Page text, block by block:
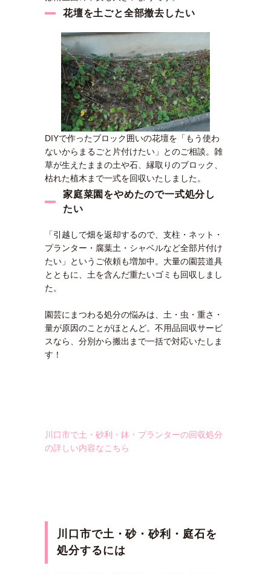
花壇を土ごと全部撤去したい
DIYで作ったブロック囲いの花壇を「もう使わ
ないからまるごと片付けたい」とのご相談。雑
草が生えたままの土や石、縁取りのブロック、
枯れた植木まで一式を回収いたしました。
家庭菜園をやめたので一式処分し
たい
「引越しで畑を返却するので、支柱・ネット・
プランター・腐葉土・シャベルなど全部片付け
たい」というご依頼も増加中。大量の園芸道具
とともに、土を含んだ重たいゴミも回収しまし
た。
園芸にまつわる処分の悩みは、土・虫・重さ・
量が原因のことがほとんど。不用品回収サービ
スなら、分別から搬出まで一括で対応いたしま
す！
川口市で土・砂利・鉢・プランターの回収処分
の詳しい内容なこちら
川口市で土・砂・砂利・庭石を
処分するには